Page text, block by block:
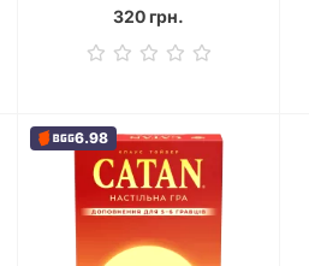
320 грн.
6.98